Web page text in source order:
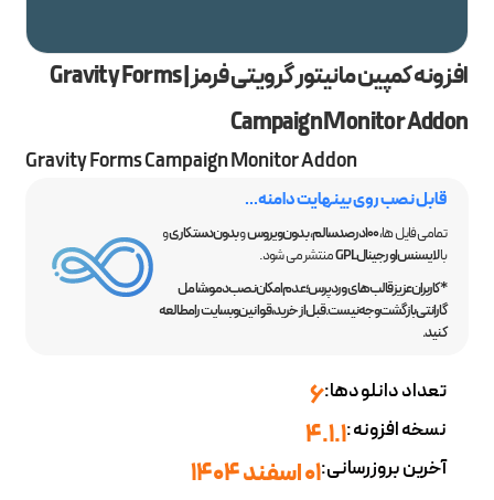
افزونه کمپین مانیتور گرویتی فرمز | Gravity Forms
Campaign Monitor Addon
Gravity Forms Campaign Monitor Addon
قابل نصب روی بینهایت دامنه...
تمامی فایل ها،100 درصد سالم ،بدون ویروسوبدون دستکاریو
بالایسنس اورجینال GPL
منتشر می شود.
*کاربران عزیز قالب‌های وردپرس؛ عدم امکان نصب دمو، شامل
گارانتی بازگشت وجه نیست. قبل از خرید، قوانین وبسایت را مطالعه
کنید.
تعداد دانلودها:6
نسخه افزونه:4.1.1
آخرین بروزرسانی:01 اسفند 1404